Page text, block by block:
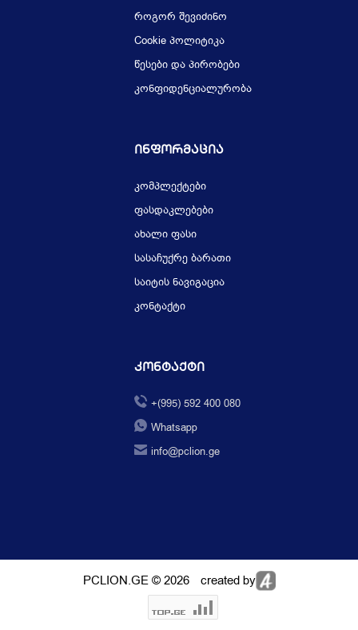
როგორ შევიძინო
Cookie პოლიტიკა
წესები და პირობები
კონფიდენციალურობა
Ინფორმაცია
კომპლექტები
ფასდაკლებები
ახალი ფასი
სასაჩუქრე ბარათი
საიტის ნავიგაცია
კონტაქტი
Კონტაქტი
+(995) 592 400 080
Whatsapp
info@pclion.ge
PCLION.GE © 2026 created by